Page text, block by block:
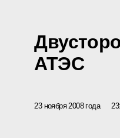
АТЭС
23 ноября 2008 года